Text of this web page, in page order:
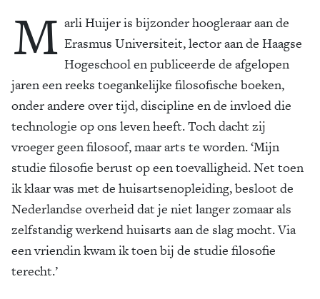
M arli Huijer is bijzonder hoogleraar aan de
Erasmus Universiteit, lector aan de Haagse
Hogeschool en publiceerde de afgelopen
jaren een reeks toegankelijke filosofische boeken,
onder andere over tijd, discipline en de invloed die
technologie op ons leven heeft. Toch dacht zij
vroeger geen filosoof, maar arts te worden. ‘Mijn
studie filosofie berust op een toevalligheid. Net toen
ik klaar was met de huisartsenopleiding, besloot de
Nederlandse overheid dat je niet langer zomaar als
zelfstandig werkend huisarts aan de slag mocht. Via
een vriendin kwam ik toen bij de studie filosofie
terecht.’